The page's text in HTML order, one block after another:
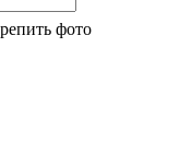
фото